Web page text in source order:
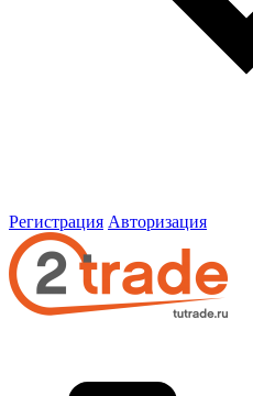
Регистрация Авторизация